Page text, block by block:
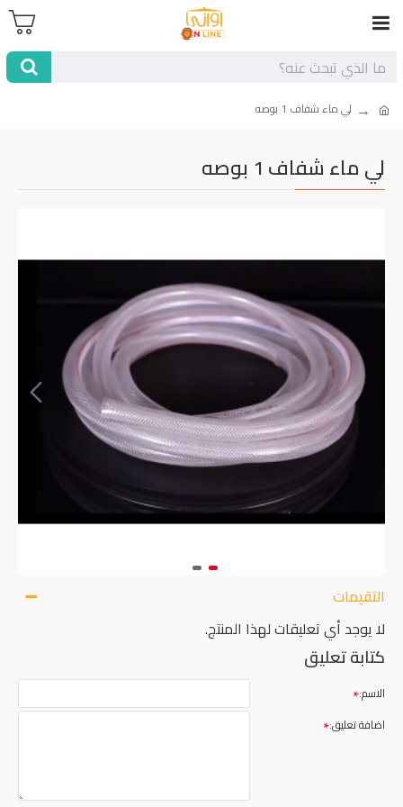
لي ماء شفاف 1 بوصه
لي ماء شفاف 1 بوصه
التقيمات
لا يوجد أي تعليقات لهذا المنتج.
كتابة تعليق
الاسم:
اضافة تعليق: